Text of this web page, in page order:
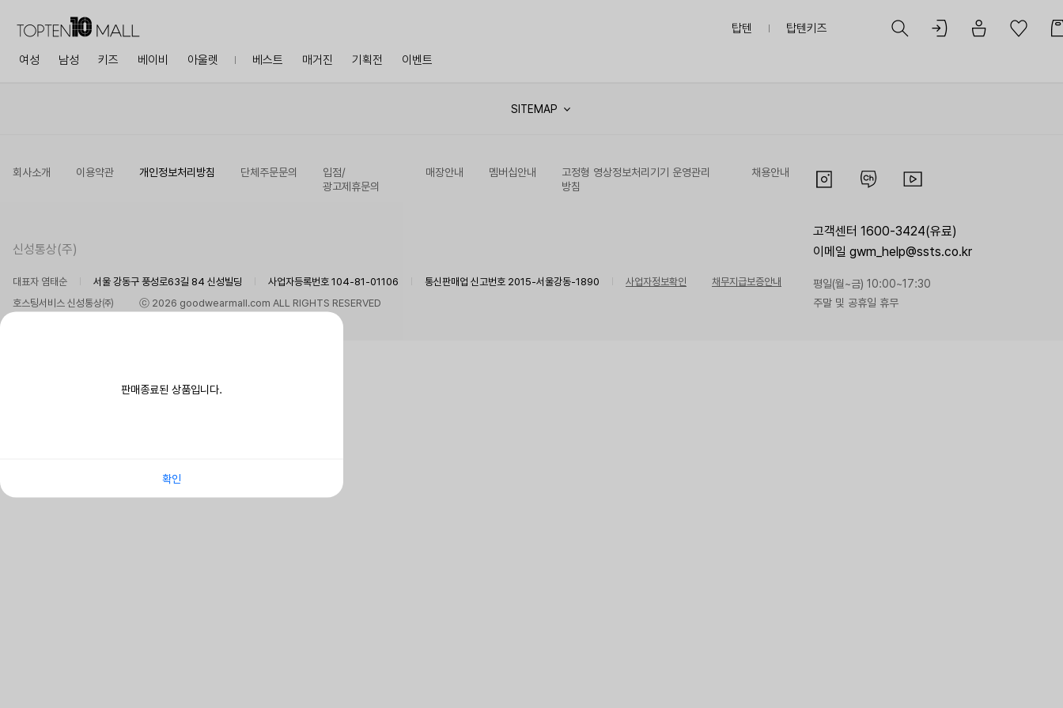
여성 남성 키즈 베이비 아울렛 베스트 매거진 기획전 이벤트
탑텐 탑텐키즈
판매종료된 상품입니다.
확인
SITEMAP
회사소개 이용약관 개인정보처리방침 단체주문문의
입점/
광고제휴문의
매장안내 멤버십안내
고정형 영상정보처리기기 운영관리
방침
채용안내
신성통상(주)
대표자 염태순 서울 강동구 풍성로63길 84 신성빌딩 사업자등록번호 104-81-01106 통신판매업 신고번호 2015-서울강동-1890 사업자정보확인
채무지급보증안내
호스팅서비스 신성통상㈜
ⓒ 2026 goodwearmall.com ALL RIGHTS RESERVED
고객센터 1600-3424(유료)
이메일 gwm_help@ssts.co.kr
평일(월~금) 10:00~17:30
주말 및 공휴일 휴무